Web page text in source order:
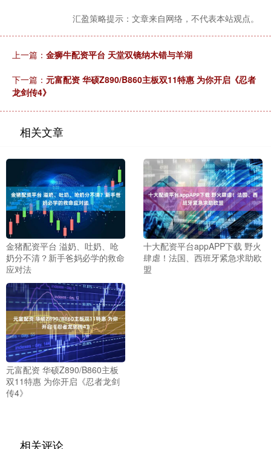
汇盈策略提示：文章来自网络，不代表本站观点。
上一篇： 金狮牛配资平台 天堂双镜纳木错与羊湖
下一篇： 元富配资 华硕Z890/B860主板双11特惠 为你开启《忍者
龙剑传4》
相关文章
金猪配资平台 溢奶、吐奶、呛
奶分不清？新手爸妈必学的救命
应对法
十大配资平台appAPP下载 野火
肆虐！法国、西班牙紧急求助欧
盟
元富配资 华硕Z890/B860主板
双11特惠 为你开启《忍者龙剑
传4》
相关评论